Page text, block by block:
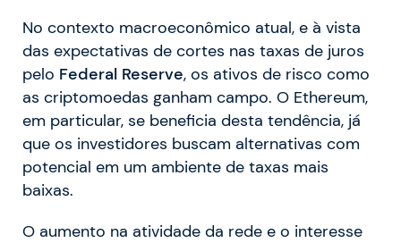
No contexto macroeconômico atual, e à vista
das expectativas de cortes nas taxas de juros
pelo Federal Reserve, os ativos de risco como
as criptomoedas ganham campo. O Ethereum,
em particular, se beneficia desta tendência, já
que os investidores buscam alternativas com
potencial em um ambiente de taxas mais
baixas.
O aumento na atividade da rede e o interesse